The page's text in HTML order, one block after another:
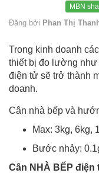
MBN
Đăng bởi Phan Thị
Trong kinh doanh
thiết bị đo lường như
điện tử sẽ trở thành
doanh.
Cân nhà bếp và
Max: 3kg, 6kg,
Bước nhảy:
Cân NHÀ BẾP